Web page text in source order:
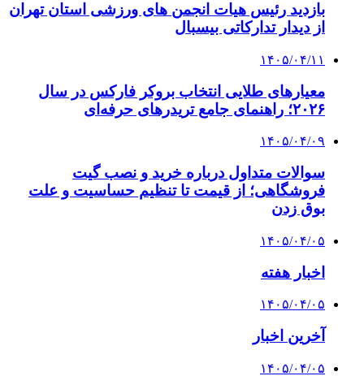
بازدید رئیس هیات انجمن های ورزشی استان تهران
از دیدار تدارکاتی بیسبال
۱۴۰۵/۰۴/۱۱
معیارهای طلایی انتخاب بروکر فارکس در سال
۲۰۲۶؛ راهنمای جامع تریدرهای حرفه‌ای
۱۴۰۵/۰۴/۰۹
سوالات متداول درباره خرید و نصب گیت
فروشگاهی؛ از قیمت تا تنظیم حساسیت و علت
بوق زدن
۱۴۰۵/۰۴/۰۵
اخبار هفته
۱۴۰۵/۰۴/۰۵
آخرین اخبار
۱۴۰۵/۰۴/۰۵